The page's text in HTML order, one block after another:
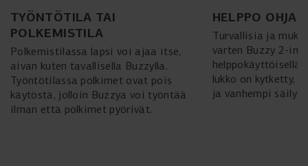
TYÖNTÖTILA TAI
POLKEMISTILA
Polkemistilassa lapsi voi ajaa itse,
aivan kuten tavallisella Buzzylla.
Työntötilassa polkimet ovat pois
käytöstä, jolloin Buzzya voi työntää
ilman että polkimet pyörivät.
HELPPO
Turvallisia ja
varten Buzzy 2-in-
helppokäyttöisellä
lukko on kytketty,
ja vanhempi